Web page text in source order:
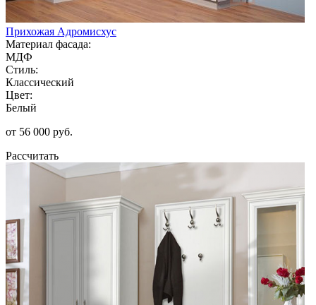
Прихожая Адромисхус
Материал фасада:
МДФ
Стиль:
Классический
Цвет:
Белый
от 56 000 руб.
Рассчитать